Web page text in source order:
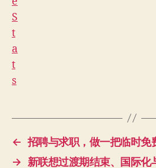
← 招聘与求职，做一把临时免
→
新联想过渡期结束、国际化